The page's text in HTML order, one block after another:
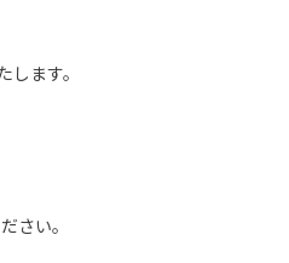
ます。
さい。